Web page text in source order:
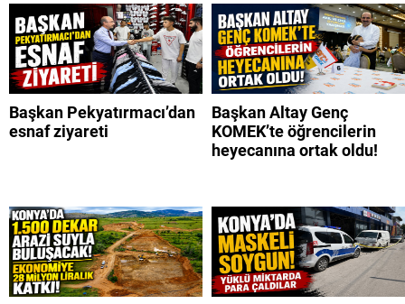
Başkan Pekyatırmacı’dan
esnaf ziyareti
Başkan Altay Genç
KOMEK’te öğrencilerin
heyecanına ortak oldu!